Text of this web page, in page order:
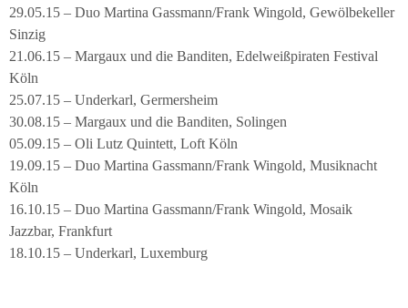
29.05.15 – Duo Martina Gassmann/Frank Wingold, Gewölbekeller
Sinzig
21.06.15 – Margaux und die Banditen, Edelweißpiraten Festival
Köln
25.07.15 – Underkarl, Germersheim
30.08.15 – Margaux und die Banditen, Solingen
05.09.15 – Oli Lutz Quintett, Loft Köln
19.09.15 – Duo Martina Gassmann/Frank Wingold, Musiknacht
Köln
16.10.15 – Duo Martina Gassmann/Frank Wingold, Mosaik
Jazzbar, Frankfurt
18.10.15 – Underkarl, Luxemburg